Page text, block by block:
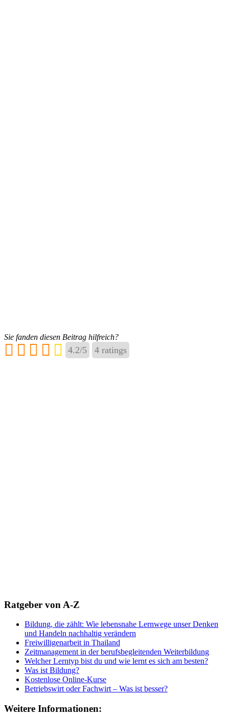
Sie fanden diesen Beitrag hilfreich?
4.2/5 4 ratings
Ratgeber von A-Z
Bildung, die zählt: Wie lebensnahe Lernwege unser Denken
und Handeln nachhaltig verändern
Freiwilligenarbeit in Thailand
Zeitmanagement in der berufsbegleitenden Weiterbildung
Welcher Lerntyp bist du und wie lernt es sich am besten?
Was ist Bildung?
Kostenlose Online-Kurse
Betriebswirt oder Fachwirt – Was ist besser?
Weitere Informationen: